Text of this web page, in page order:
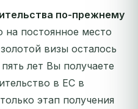
по-прежнему
на постоянное место
визы осталось
лет Вы получаете
в ЕС в
этап получения